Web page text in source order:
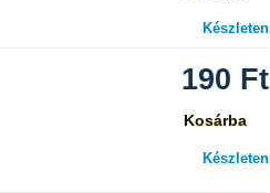
Készleten
190 Ft
Kosárba
Készleten